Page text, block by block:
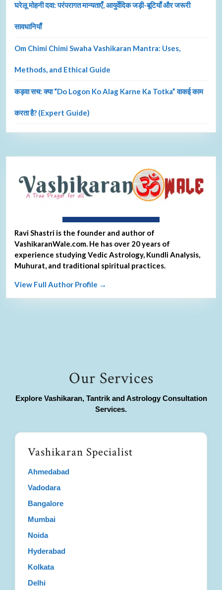
घरेलू मोहनी दवा: परंपरागत मान्यताएँ, आयुर्वेदिक जड़ी-बूटियाँ और जरूरी
सावधानियाँ
Om Chimi Chimi Swaha Vashikaran Mantra: Uses,
Methods, and Ethical Guide
कड़वा सच: क्या “Do Logon Ko Alag Karne Ka Totka” वाकई काम
करता है? (Expert Guide)
Ravi Shastri is the founder and author of
VashikaranWale.com. He has over 20 years of
experience studying Vedic Astrology, Kundli Analysis,
Muhurat, and traditional spiritual practices.
View Full Author Profile →
Our Services
Explore Vashikaran, Tantrik and Astrology Consultation
Services.
Vashikaran Specialist
Ahmedabad
Vadodara
Bangalore
Mumbai
Noida
Hyderabad
Kolkata
Delhi